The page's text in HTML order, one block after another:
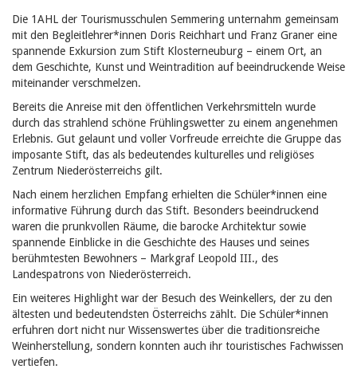
Die 1AHL der Tourismusschulen Semmering unternahm gemeinsam
mit den Begleitlehrer*innen Doris Reichhart und Franz Graner eine
spannende Exkursion zum Stift Klosterneuburg – einem Ort, an
dem Geschichte, Kunst und Weintradition auf beeindruckende Weise
miteinander verschmelzen.
Bereits die Anreise mit den öffentlichen Verkehrsmitteln wurde
durch das strahlend schöne Frühlingswetter zu einem angenehmen
Erlebnis. Gut gelaunt und voller Vorfreude erreichte die Gruppe das
imposante Stift, das als bedeutendes kulturelles und religiöses
Zentrum Niederösterreichs gilt.
Nach einem herzlichen Empfang erhielten die Schüler*innen eine
informative Führung durch das Stift. Besonders beeindruckend
waren die prunkvollen Räume, die barocke Architektur sowie
spannende Einblicke in die Geschichte des Hauses und seines
berühmtesten Bewohners – Markgraf Leopold III., des
Landespatrons von Niederösterreich.
Ein weiteres Highlight war der Besuch des Weinkellers, der zu den
ältesten und bedeutendsten Österreichs zählt. Die Schüler*innen
erfuhren dort nicht nur Wissenswertes über die traditionsreiche
Weinherstellung, sondern konnten auch ihr touristisches Fachwissen
vertiefen.